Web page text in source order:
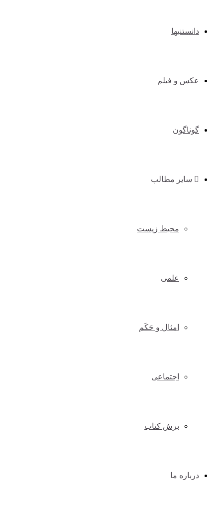
دانستنیها
عکس و فیلم
گوناگون
سایر مطالب
محیط زیست
علمی
امثال و حَکَم
اجتماعی
برش کتاب
درباره ما